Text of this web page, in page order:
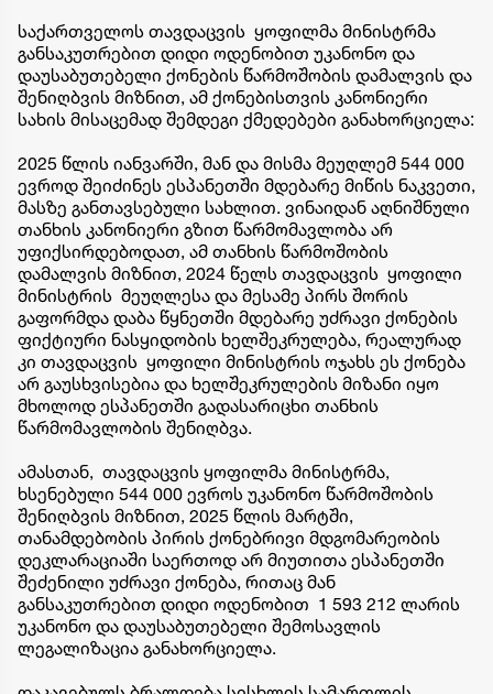
საქართველოს თავდაცვის ყოფილმა მინისტრმა
განსაკუთრებით დიდი ოდენობით უკანონო და
დაუსაბუთებელი ქონების წარმოშობის დამალვის და
შენიღბვის მიზნით, ამ ქონებისთვის კანონიერი
სახის მისაცემად შემდეგი ქმედებები განახორციელა:
2025 წლის იანვარში, მან და მისმა მეუღლემ 544 000
ევროდ შეიძინეს ესპანეთში მდებარე მიწის ნაკვეთი,
მასზე განთავსებული სახლით. ვინაიდან აღნიშნული
თანხის კანონიერი გზით წარმომავლობა არ
უფიქსირდებოდათ, ამ თანხის წარმოშობის
დამალვის მიზნით, 2024 წელს თავდაცვის ყოფილი
მინისტრის მეუღლესა და მესამე პირს შორის
გაფორმდა დაბა წყნეთში მდებარე უძრავი ქონების
ფიქტიური ნასყიდობის ხელშეკრულება, რეალურად
კი თავდაცვის ყოფილი მინისტრის ოჯახს ეს ქონება
არ გაუსხვისებია და ხელშეკრულების მიზანი იყო
მხოლოდ ესპანეთში გადასარიცხი თანხის
წარმომავლობის შენიღბვა.
ამასთან, თავდაცვის ყოფილმა მინისტრმა,
ხსენებული 544 000 ევროს უკანონო წარმოშობის
შენიღბვის მიზნით, 2025 წლის მარტში,
თანამდებობის პირის ქონებრივი მდგომარეობის
დეკლარაციაში საერთოდ არ მიუთითა ესპანეთში
შეძენილი უძრავი ქონება, რითაც მან
განსაკუთრებით დიდი ოდენობით 1 593 212 ლარის
უკანონო და დაუსაბუთებელი შემოსავლის
ლეგალიზაცია განახორციელა.